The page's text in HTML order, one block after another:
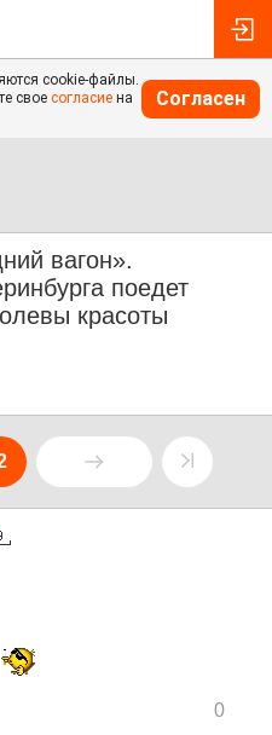
cookie-файлы.
свое согласие на
Согласен
вагон».
поедет
красоты
0